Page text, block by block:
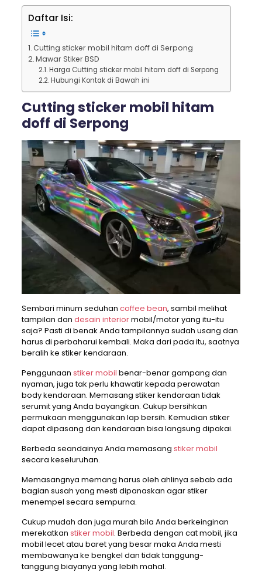
Daftar Isi:
Cutting sticker mobil hitam doff di Serpong
Mawar Stiker BSD
Harga Cutting sticker mobil hitam doff di Serpong
Hubungi Kontak di Bawah ini
Cutting sticker mobil hitam
doff di Serpong
Sembari minum seduhan coffee bean, sambil melihat
tampilan dan desain interiormobil/motor yang itu-itu
saja? Pasti di benak Anda tampilannya sudah usang dan
harus di perbaharui kembali. Maka dari pada itu, saatnya
beralih ke stiker kendaraan.
Penggunaan stiker mobil benar-benar gampang dan
nyaman, juga tak perlu khawatir kepada perawatan
body kendaraan. Memasang stiker kendaraan tidak
serumit yang Anda bayangkan. Cukup bersihkan
permukaan menggunakan lap bersih. Kemudian stiker
dapat dipasang dan kendaraan bisa langsung dipakai.
Berbeda seandainya Anda memasang stiker mobil
secara keseluruhan.
Memasangnya memang harus oleh ahlinya sebab ada
bagian susah yang mesti dipanaskan agar stiker
menempel secara sempurna.
Cukup mudah dan juga murah bila Anda berkeinginan
merekatkan stiker mobil. Berbeda dengan cat mobil, jika
mobil lecet atau baret yang besar maka Anda mesti
membawanya ke bengkel dan tidak tanggung-
tanggung biayanya yang lebih mahal.